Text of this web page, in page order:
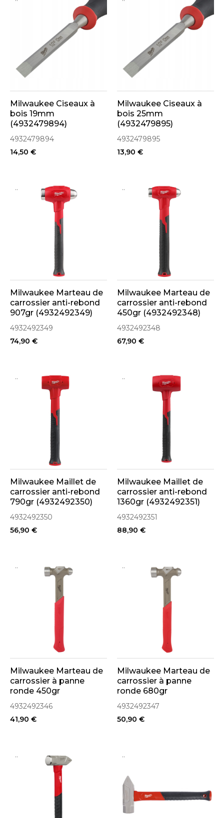
Milwaukee Ciseaux à
bois 19mm
(4932479894)
4932479894
14,50 €
Milwaukee Ciseaux à
bois 25mm
(4932479895)
4932479895
13,90 €
..
Milwaukee Marteau de
carrossier anti-rebond
907gr (4932492349)
4932492349
74,90 €
..
Milwaukee Marteau de
carrossier anti-rebond
450gr (4932492348)
4932492348
67,90 €
..
Milwaukee Maillet de
carrossier anti-rebond
790gr (4932492350)
4932492350
56,90 €
..
Milwaukee Maillet de
carrossier anti-rebond
1360gr (4932492351)
4932492351
88,90 €
..
Milwaukee Marteau de
carrossier à panne
ronde 450gr
(4932492346)
4932492346
41,90 €
..
Milwaukee Marteau de
carrossier à panne
ronde 680gr
(4932492347)
4932492347
50,90 €
.. ..